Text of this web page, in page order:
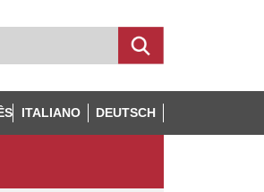
ITALIANO DEUTSCH